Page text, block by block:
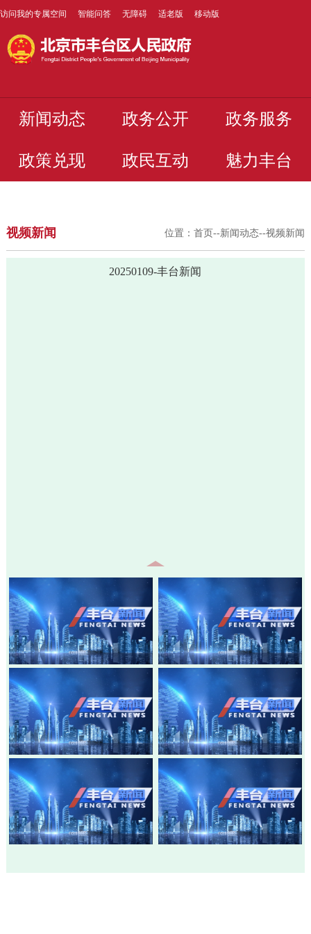
访问我的专属空间 智能问答 无障碍 适老版 移动版
新闻动态 政务公开 政务服务
政策兑现 政民互动 魅力丰台
视频新闻 位置：首页--新闻动态--视频新闻
20250109-丰台新闻
20260805-丰台新闻
20260803-丰台新闻
20260730-丰台新闻